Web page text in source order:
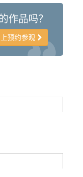
作品吗？
预约参观